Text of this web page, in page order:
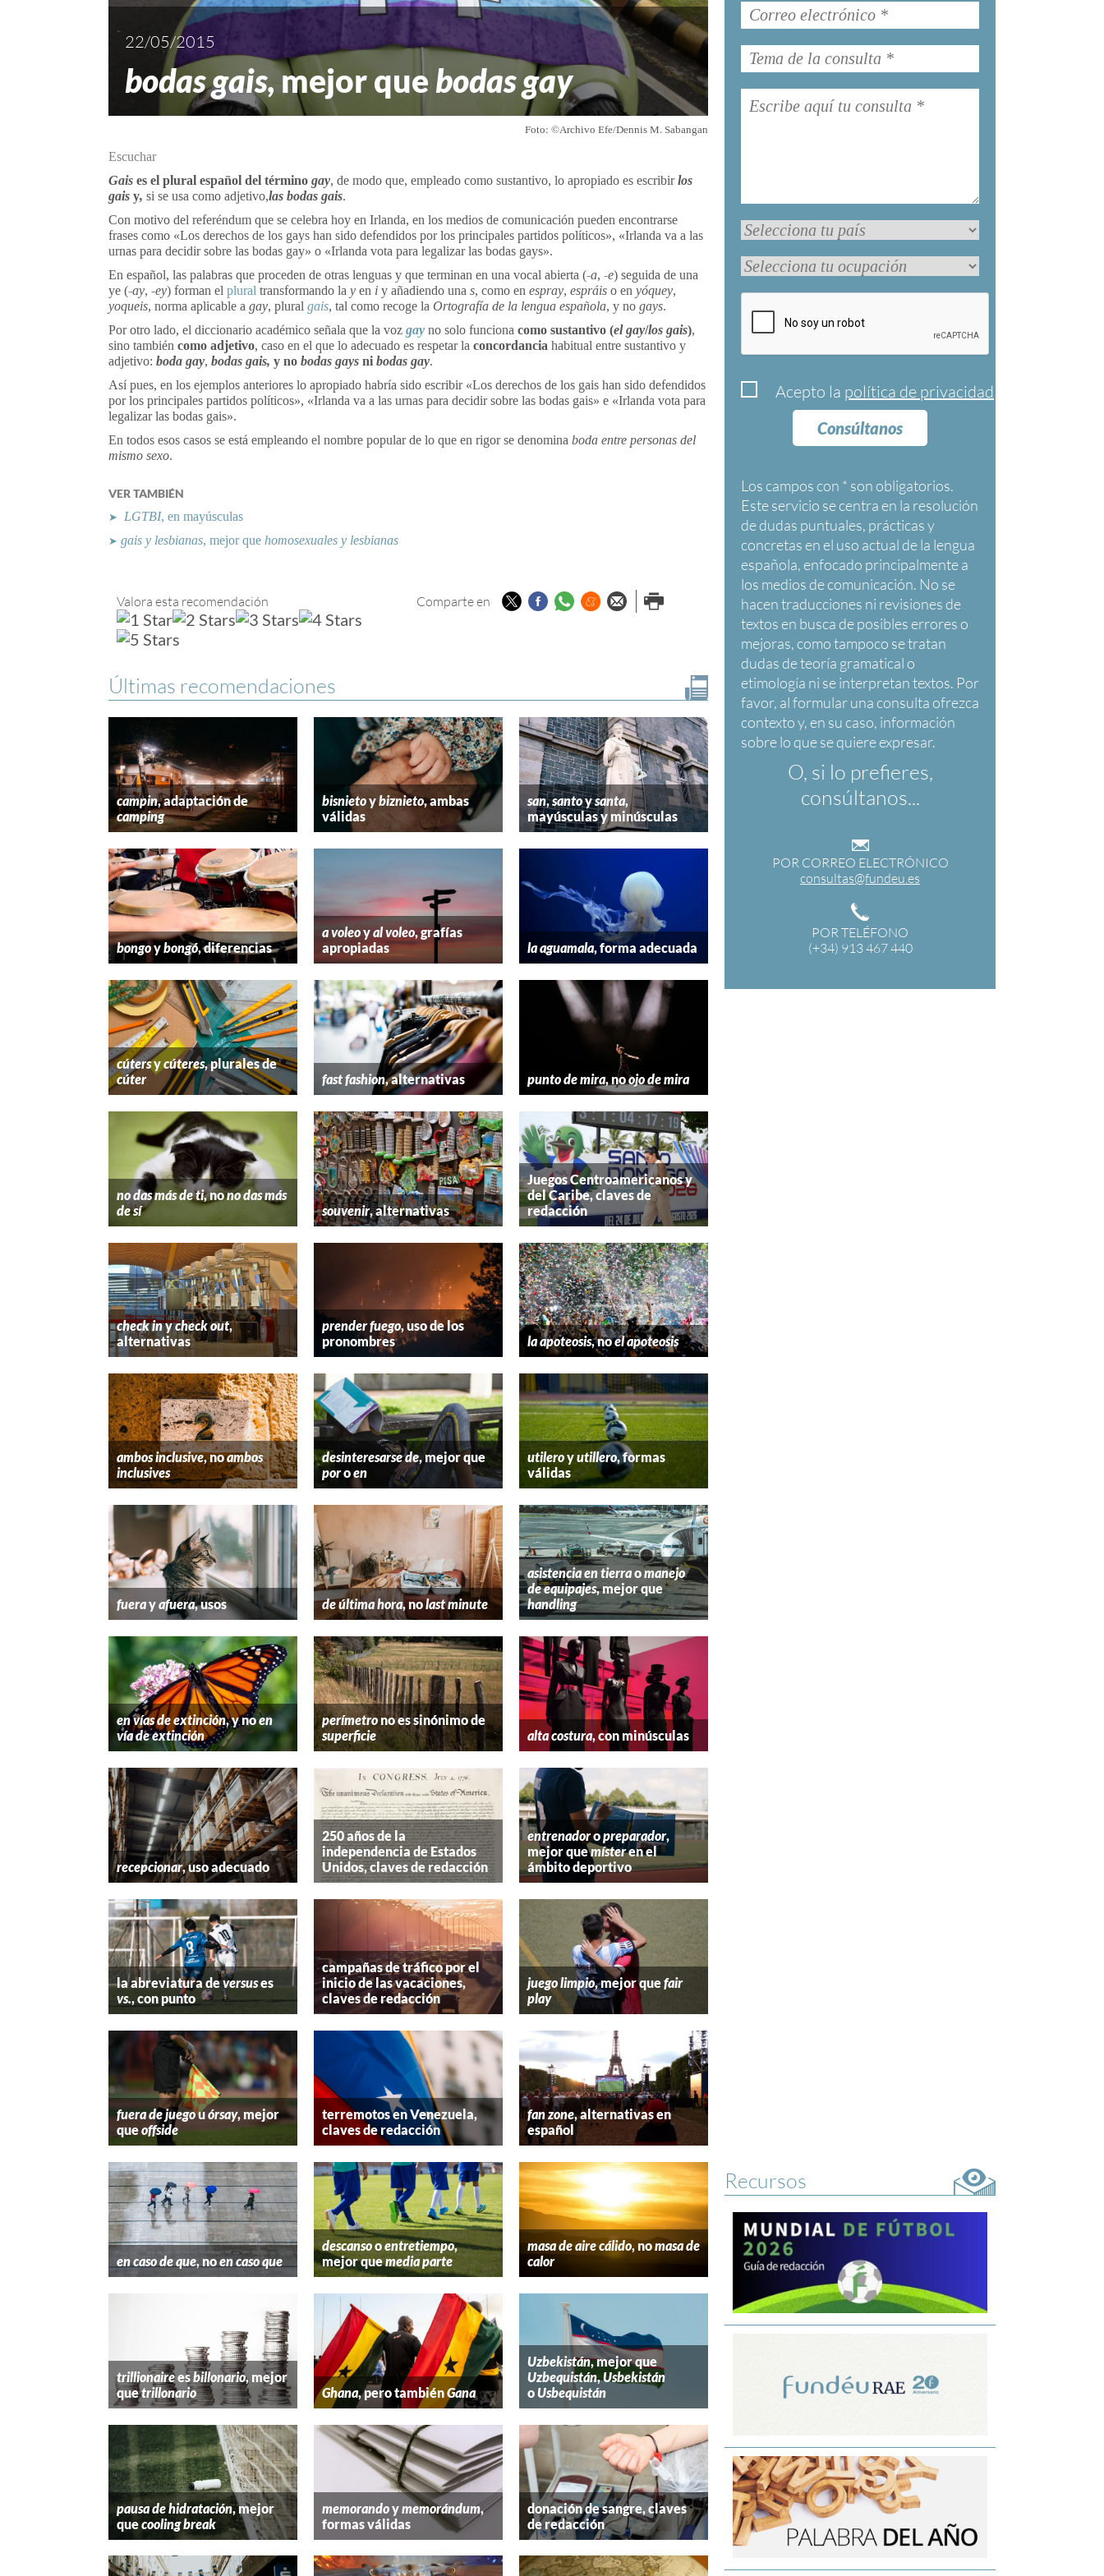
Acepto la política de privacidad
Consúltanos
Los campos con * son obligatorios
O, si lo prefieres,
consúltanos...
POR CORREO ELECTRÓNICO
consultas@fundeu.es
POR TELÉFONO
(+34) 913 467 440
22/05/2015
bodas gais, mejor que bodas gay
Foto: ©Archivo Efe/Dennis M. Sabangan
Escuchar
Gais es el plural español del término gay, de modo que, empleado como sustantivo, lo apropiado es escribir los
gais y, si se usa como adjetivo,las bodas gais.
Con motivo del referéndum que se celebra hoy en Irlanda, en los medios de comunicación pueden encontrarse
frases como «Los derechos de los gays han sido defendidos por los principales partidos políticos», «Irlanda va a las
urnas para decidir sobre las bodas gay» o «Irlanda vota para legalizar las bodas gays».
En español, las palabras que proceden de otras lenguas y que terminan en una vocal abierta (-⁠a, -⁠e) seguida de una
ye (-⁠ay, -⁠ey) forman el plural transformando la y en i y añadiendo una s, como en espray, espráis o en yóquey,
yoqueis, norma aplicable a gay, plural gais, tal como recoge la Ortografía de la lengua española, y no gays.
Por otro lado, el diccionario académico señala que la voz gay no solo funciona como sustantivo (el gay/los gais),
sino también como adjetivo, caso en el que lo adecuado es respetar la concordancia habitual entre sustantivo y
adjetivo: boda gay, bodas gais, y no bodas gays ni bodas gay.
Así pues, en los ejemplos anteriores lo apropiado habría sido escribir «Los derechos de los gais han sido defendidos
por los principales partidos políticos», «Irlanda va a las urnas para decidir sobre las bodas gais» e «Irlanda vota para
legalizar las bodas gais».
En todos esos casos se está empleando el nombre popular de lo que en rigor se denomina boda entre personas del
mismo sexo.
VER TAMBIÉN
➤ LGTBI, en mayúsculas
➤ gais y lesbianas, mejor que homosexuales y lesbianas
Valora esta recomendación Comparte en TwitterFacebook
Whatsapp
Menéame
Enviar porImprimir
Últimas recomendaciones
campin, adaptación de
camping
bisnietoybiznieto, ambas
válidas
san,santoysanta,
mayúsculas y minúsculas
bongoybongó, diferencias
a voleoyal voleo, grafías
apropiadas
la aguamala, forma adecuada
cútersycúteres, plurales de
cúter
fast fashion, alternativas punto de mira, noojo de mira
no das más de ti, nono das más
de sí
souvenir, alternativas
Juegos Centroamericanos y
del Caribe, claves de
redacción
check inycheck out,
alternativas
prender fuego, uso de los
pronombres
la apoteosis, noel apoteosis
ambos inclusive, noambos
inclusives
desinteresarse de, mejor que
poroen
utileroyutillero, formas
válidas
fuerayafuera, usos de última hora, nolast minute
asistencia en tierraomanejo
de equipajes, mejor que
handling
en vías de extinción, y noen
vía de extinción
perímetrono es sinónimo de
superficie
alta costura, con minúsculas
recepcionar, uso adecuado
250 años de la
independencia de Estados
Unidos, claves de redacción
entrenadoropreparador,
mejor quemísteren el
ámbito deportivo
la abreviatura deversuses
vs., con punto
campañas de tráfico por el
inicio de las vacaciones,
claves de redacción
juego limpio, mejor quefair
play
fuera de juegouórsay, mejor
queoffside
terremotos en Venezuela,
claves de redacción
fan zone, alternativas en
español
en caso de que, noen caso que
descansooentretiempo,
mejor quemedia parte
masa de aire cálido, nomasa de
calor
trillionaireesbillonario, mejor
quetrillonario Ghana, pero tambiénGana
Uzbekistán, mejor que
Uzbequistán,Usbekistán
oUsbequistán
pausa de hidratación, mejor
quecooling break
memorandoymemorándum,
formas válidas
donación de sangre, claves
de redacción
Recursos